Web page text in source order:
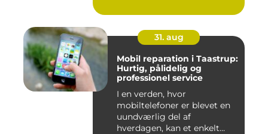
31. aug
Mobil reparation i Taastrup:
Hurtig, pålidelig og
professionel service
I en verden, hvor
mobiltelefoner er blevet en
uundværlig del af
hverdagen, kan et enkelt